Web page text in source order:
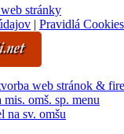
stránky
| Pravidlá Cookies
web stránok &
mis. omš. sp. menu
na sv. omšu